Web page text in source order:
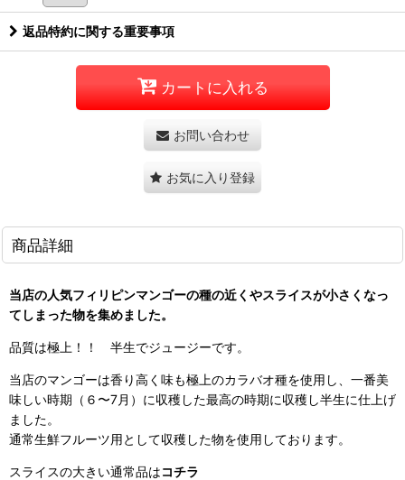
返品特約に関する重要事項
カートに入れる
お問い合わせ
お気に入り登録
商品詳細
当店の人気フィリピンマンゴーの種の近くやスライスが小さくなっ
てしまった物を集めました。
品質は極上！！ 半生でジュージーです。
当店のマンゴーは香り高く味も極上のカラバオ種を使用し、一番美
味しい時期（６〜7月）に収穫した最高の時期に収穫し半生に仕上げ
ました。
通常生鮮フルーツ用として収穫した物を使用しております。
スライスの大きい通常品はコチラ